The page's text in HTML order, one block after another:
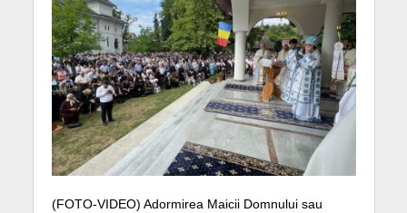
(FOTO-VIDEO) Adormirea Maicii Domnului sau